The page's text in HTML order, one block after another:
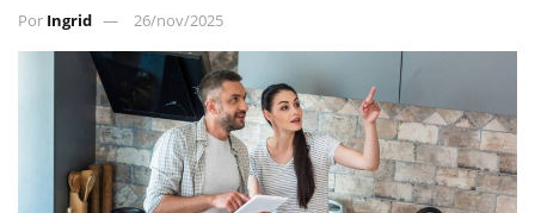
Por Ingrid 26/nov/2025